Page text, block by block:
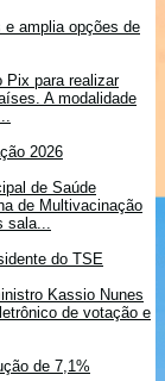
amplia opções de
Pix para realizar
A modalidade
2026
de Saúde
de Multivacinação
do TSE
Kassio Nunes
de votação e
de 7,1%